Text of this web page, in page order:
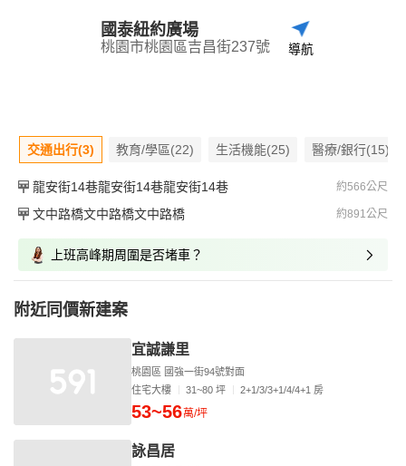
國泰紐約廣場
桃園市桃園區吉昌街237號 導航
交通出行(3) 教育/學區(22) 生活機能(25) 醫療/銀行(15)
龍安街14巷龍安街14巷龍安街14巷 約566公尺
文中路橋文中路橋文中路橋 約891公尺
上班高峰期周圍是否堵車？
附近同價新建案
宜誠謙里
桃園區 國強一街94號對面
住宅大樓
31~80 坪 2+1/3/3+1/4/4+1 房
53~56萬/坪
詠昌居